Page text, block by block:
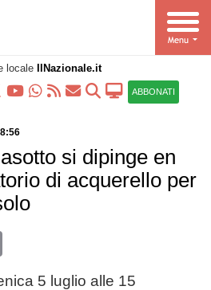
locale IlNazionale.it
ABBONATI
si dipinge en
di acquerello per
Email
5 luglio alle 15